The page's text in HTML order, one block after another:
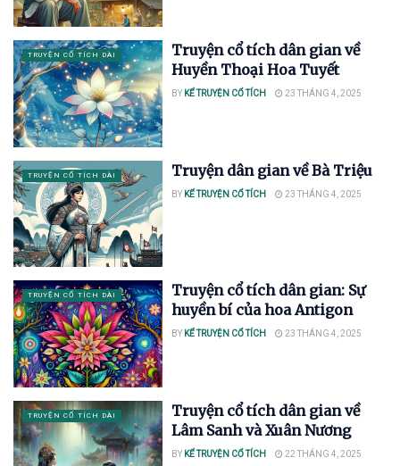
TRUYỆN CỔ TÍCH DÀI
Truyện cổ tích dân gian về
Huyền Thoại Hoa Tuyết
BY KỂ TRUYỆN CỔ TÍCH 23 THÁNG 4, 2025
TRUYỆN CỔ TÍCH DÀI Truyện dân gian về Bà Triệu
BY KỂ TRUYỆN CỔ TÍCH 23 THÁNG 4, 2025
TRUYỆN CỔ TÍCH DÀI
Truyện cổ tích dân gian: Sự
huyền bí của hoa Antigon
BY KỂ TRUYỆN CỔ TÍCH 23 THÁNG 4, 2025
TRUYỆN CỔ TÍCH DÀI
Truyện cổ tích dân gian về
Lâm Sanh và Xuân Nương
BY KỂ TRUYỆN CỔ TÍCH 22 THÁNG 4, 2025